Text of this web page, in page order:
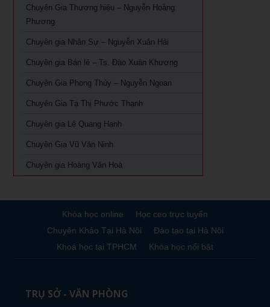
phẩm
Khóa Học Giám Đốc Tài Chính tại TPHCM
Khóa học Giám Đốc Nhân Sự tại TPHCM
Khoá Học Giám Đốc Kinh Doanh tại TPHCM
Chuyên Gia Thương hiệu – Nguyễn Hoàng
Phương
Chuyên gia Nhân Sự – Nguyễn Xuân Hải
Chuyên gia Bán lẻ – Ts. Đào Xuân Khương
Chuyên Gia Phong Thủy – Nguyễn Ngoan
Chuyên Gia Tạ Thị Phước Thạnh
Chuyên gia Lê Quang Hạnh
Chuyên Gia Vũ Văn Ninh
Chuyên gia Hoàng Văn Hoà
Khóa học online
Học ceo trực tuyến
Chuyên Khảo Tại Hà Nội
Đào tạo tại Hà Nội
Khoá học tại TPHCM
Khóa học nổi bật
TRỤ SỞ - VĂN PHÒNG